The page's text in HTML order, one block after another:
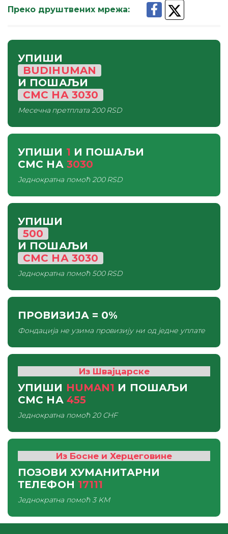
Преко друштвених мрежа:
УПИШИ
BUDIHUMAN
И ПОШАЉИ
СМС НА3030
Месечна претплата200 RSD
УПИШИ 1 И ПОШАЉИ
СМС НА 3030
Једнократна помоћ200 RSD
УПИШИ
500
И ПОШАЉИ
СМС НА3030
Једнократна помоћ500 RSD
ПРОВИЗИЈА = 0%
Фондација не узима провизију ни од једне уплате
Из Швајцарске
УПИШИ HUMAN1 И ПОШАЉИ
СМС НА 455
Једнократна помоћ20 CHF
Из Босне и Херцеговине
ПОЗОВИ ХУМАНИТАРНИ
ТЕЛЕФОН 17111
Једнократна помоћ3 KM